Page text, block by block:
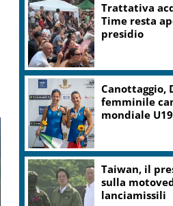
Trattativa
Time resta
presidio
Canottaggio,
femminile
mondiale U19
Taiwan, il
sulla
lanciamissili